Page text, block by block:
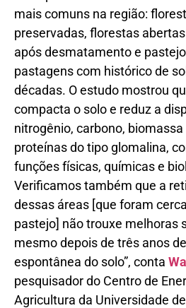
mais comuns na região:
preservadas, florestas
após desmatamento e
pastagens com histórico de
décadas. O estudo mostrou
compacta o solo e reduz a
nitrogênio, carbono,
proteínas do tipo glomalina,
funções físicas, químicas e
Verificamos também que a
dessas áreas [que foram
pastejo] não trouxe melhoras
mesmo depois de três anos
espontânea do solo”, conta
pesquisador do Centro de
Agricultura da Universidade